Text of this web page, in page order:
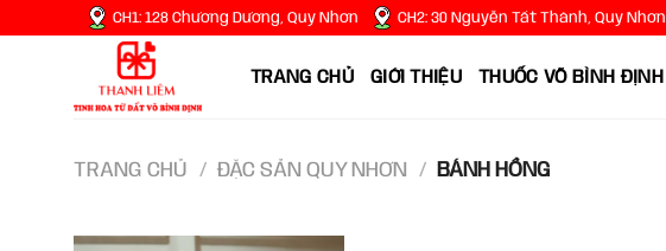
CH1: 128 Chương Dương, Quy Nhơn CH2: 30 Nguyễn Tất Thành, Quy Nhơn
TRANG CHỦ GIỚI THIỆU THUỐC VÕ BÌNH ĐỊNH
TRANG CHỦ / ĐẶC SẢN QUY NHƠN / BÁNH HỒNG